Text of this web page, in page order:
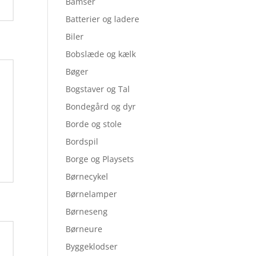
Batterier og ladere
Biler
Bobslæde og kælk
Bøger
Bogstaver og Tal
Bondegård og dyr
Borde og stole
Bordspil
Borge og Playsets
Børnecykel
Børnelamper
Børneseng
Børneure
Byggeklodser